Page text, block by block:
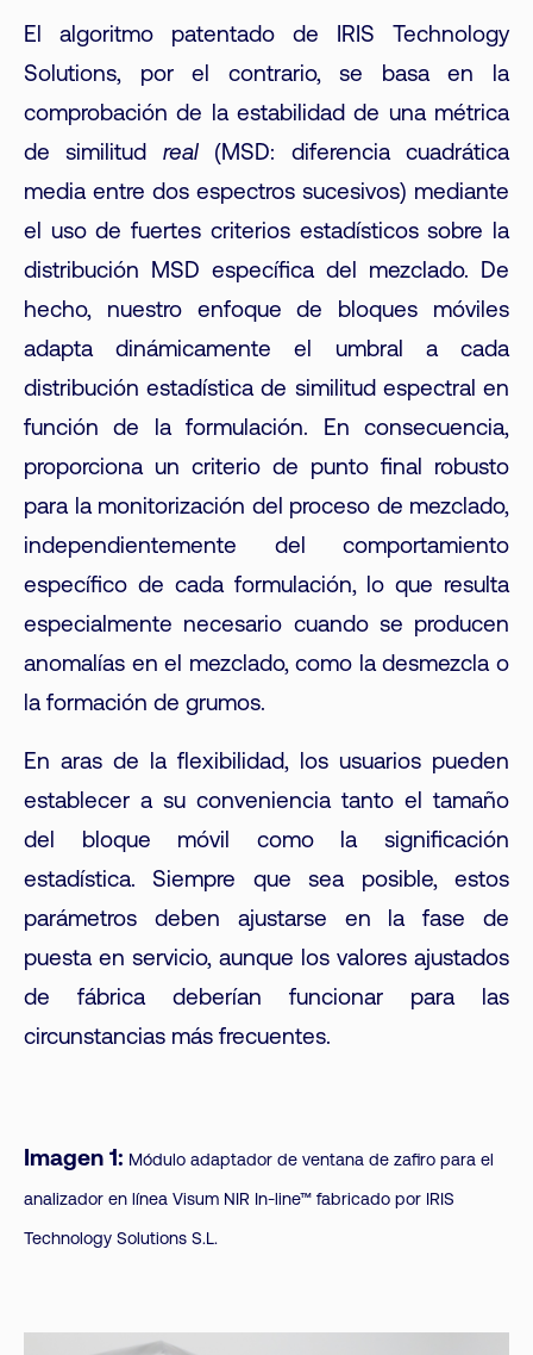
El algoritmo patentado de IRIS Technology
Solutions, por el contrario, se basa en la
comprobación de la estabilidad de una métrica
de similitud real(MSD: diferencia cuadrática
media entre dos espectros sucesivos) mediante
el uso de fuertes criterios estadísticos sobre la
distribución MSD específica del mezclado. De
hecho, nuestro enfoque de bloques móviles
adapta dinámicamente el umbral a cada
distribución estadística de similitud espectral en
función de la formulación. En consecuencia,
proporciona un criterio de punto final robusto
para la monitorización del proceso de mezclado,
independientemente del comportamiento
específico de cada formulación, lo que resulta
especialmente necesario cuando se producen
anomalías en el mezclado, como la desmezcla o
la formación de grumos.
En aras de la flexibilidad, los usuarios pueden
establecer a su conveniencia tanto el tamaño
del bloque móvil como la significación
estadística. Siempre que sea posible, estos
parámetros deben ajustarse en la fase de
puesta en servicio, aunque los valores ajustados
de fábrica deberían funcionar para las
circunstancias más frecuentes.
Imagen 1: Módulo adaptador de ventana de zafiro para el
analizador en línea Visum NIR In-line™ fabricado por IRIS
Technology Solutions S.L.